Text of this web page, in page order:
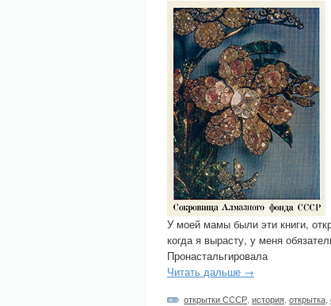
У моей мамы были эти книги,
когда я вырасту, у меня
Пронастальгировала
Читать дальше →
открытки СССР история открытка